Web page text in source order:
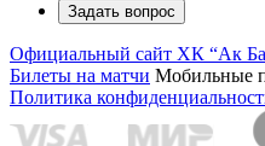
Задать вопрос
Официальный сайт ХК “Ак
Билеты на матчи Мобильные
Политика